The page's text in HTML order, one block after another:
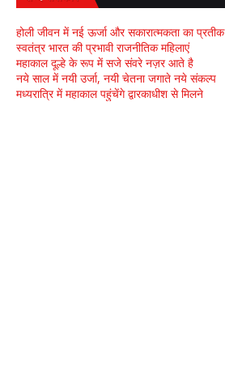
होली जीवन में नई ऊर्जा और सकारात्मकता का प्रतीक
स्वतंत्र भारत की प्रभावी राजनीतिक महिलाएं
महाकाल दूल्हे के रूप में सजे संवरे नज़र आते है
नये साल में नयी उर्जा, नयी चेतना जगाते नये संकल्प
मध्यरात्रि में महाकाल पहुंचेंगे द्वारकाधीश से मिलने